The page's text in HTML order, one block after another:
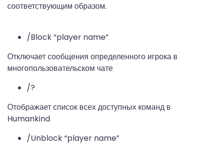
соответствующим образом.
/Block “player name”
Отключает сообщения определенного игрока в
многопользовательском чате
/?
Отображает список всех доступных команд в
Humankind
/Unblock “player name”